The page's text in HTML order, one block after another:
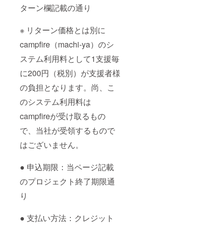
ターン欄記載の通り
※ リターン価格とは別に
campfire（machi-ya）のシ
ステム利用料として1支援毎
に200円（税別）が支援者様
の負担となります。尚、こ
のシステム利用料は
campfireが受け取るもの
で、当社が受領するもので
はございません。
● 申込期限：当ページ記載
のプロジェクト終了期限通
り
● 支払い方法：クレジット